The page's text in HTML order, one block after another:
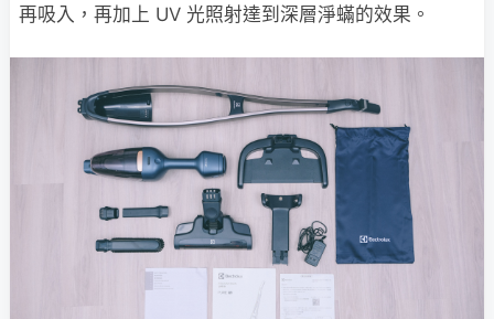
再吸入，再加上 UV 光照射達到深層淨蟎的效果。